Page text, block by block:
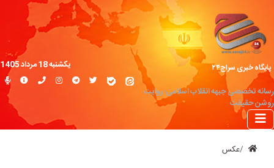
پایگاه خبری سراج۲۴
رسانه تخصصی جبهه انقلاب اسلامی؛ روایت
روشن حقیقت
یکشنبه 18 مرداد 1405
عکس